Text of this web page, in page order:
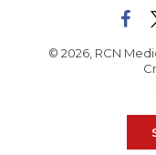
© 2026, RCN